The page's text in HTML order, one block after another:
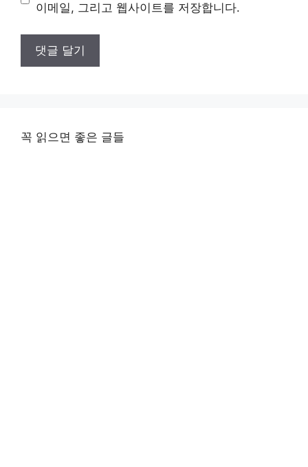
이메일, 그리고 웹사이트를 저장합니다.
꼭 읽으면 좋은 글들